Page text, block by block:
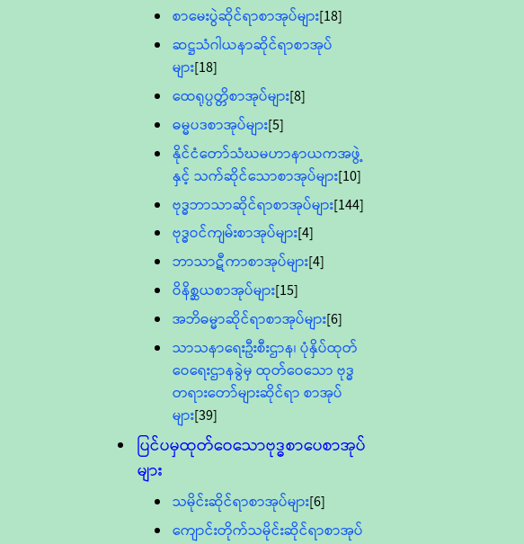
စာမေးပွဲဆိုင်ရာစာအုပ်များ[18]
ဆဋ္ဌသံဂါယနာဆိုင်ရာစာအုပ်
များ[18]
ထေရုပ္ပတ္တိစာအုပ်များ[8]
ဓမ္မပဒစာအုပ်များ[5]
နိုင်ငံတော်သံဃမဟာနာယကအဖွဲ့
နှင့် သက်ဆိုင်သောစာအုပ်များ[10]
ဗုဒ္ဓဘာသာဆိုင်ရာစာအုပ်များ[144]
ဗုဒ္ဓဝင်ကျမ်းစာအုပ်များ[4]
ဘာသာဋီကာစာအုပ်များ[4]
ဝိနိစ္ဆယစာအုပ်များ[15]
အဘိဓမ္မာဆိုင်ရာစာအုပ်များ[6]
သာသနာရေးဦးစီးဌာန၊ ပုံနှိပ်ထုတ်
ဝေရေးဌာနခွဲမှ ထုတ်ဝေသော ဗုဒ္ဓ
တရားတော်များဆိုင်ရာ စာအုပ်
များ[39]
ပြင်ပမှထုတ်ဝေသောဗုဒ္ဓစာပေစာအုပ်
များ
သမိုင်းဆိုင်ရာစာအုပ်များ[6]
ကျောင်းတိုက်သမိုင်းဆိုင်ရာစာအုပ်